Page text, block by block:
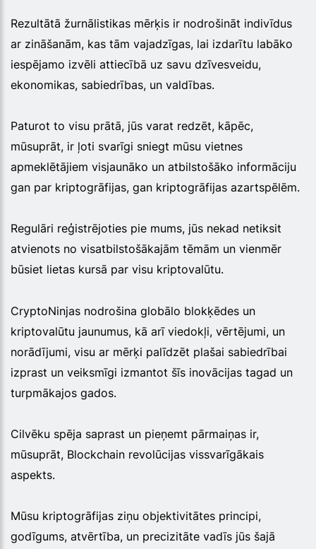
Rezultātā žurnālistikas mērķis ir nodrošināt indivīdus
ar zināšanām, kas tām vajadzīgas, lai izdarītu labāko
iespējamo izvēli attiecībā uz savu dzīvesveidu,
ekonomikas, sabiedrības, un valdības.
Paturot to visu prātā, jūs varat redzēt, kāpēc,
mūsuprāt, ir ļoti svarīgi sniegt mūsu vietnes
apmeklētājiem visjaunāko un atbilstošāko informāciju
gan par kriptogrāfijas, gan kriptogrāfijas azartspēlēm.
Regulāri reģistrējoties pie mums, jūs nekad netiksit
atvienots no visatbilstošākajām tēmām un vienmēr
būsiet lietas kursā par visu kriptovalūtu.
CryptoNinjas nodrošina globālo blokķēdes un
kriptovalūtu jaunumus, kā arī viedokļi, vērtējumi, un
norādījumi, visu ar mērķi palīdzēt plašai sabiedrībai
izprast un veiksmīgi izmantot šīs inovācijas tagad un
turpmākajos gados.
Cilvēku spēja saprast un pieņemt pārmaiņas ir,
mūsuprāt, Blockchain revolūcijas vissvarīgākais
aspekts.
Mūsu kriptogrāfijas ziņu objektivitātes principi,
godīgums, atvērtība, un precizitāte vadīs jūs šajā